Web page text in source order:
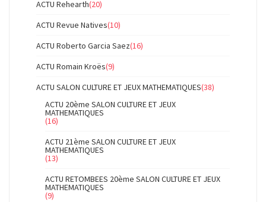
ACTU Rehearth(20)
ACTU Revue Natives(10)
ACTU Roberto Garcia Saez(16)
ACTU Romain Kroës(9)
ACTU SALON CULTURE ET JEUX MATHEMATIQUES(38)
ACTU 20ème SALON CULTURE ET JEUX
MATHEMATIQUES
(16)
ACTU 21ème SALON CULTURE ET JEUX
MATHEMATIQUES
(13)
ACTU RETOMBEES 20ème SALON CULTURE ET JEUX
MATHEMATIQUES
(9)